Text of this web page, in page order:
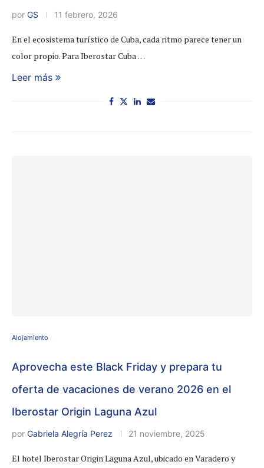
por GS 11 febrero, 2026
En el ecosistema turístico de Cuba, cada ritmo parece tener un
color propio. Para Iberostar Cuba …
Leer más
Alojamiento
Aprovecha este Black Friday y prepara tu
oferta de vacaciones de verano 2026 en el
Iberostar Origin Laguna Azul
por Gabriela Alegría Perez 21 noviembre, 2025
El hotel Iberostar Origin Laguna Azul, ubicado en Varadero y